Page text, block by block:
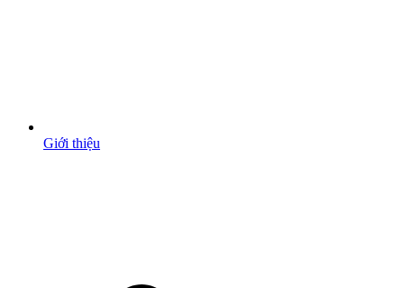
Giới thiệu